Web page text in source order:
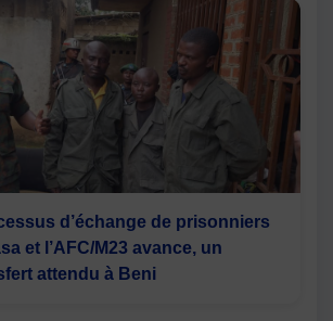
d’échange de prisonniers
et l’AFC/M23 avance, un
attendu à Beni